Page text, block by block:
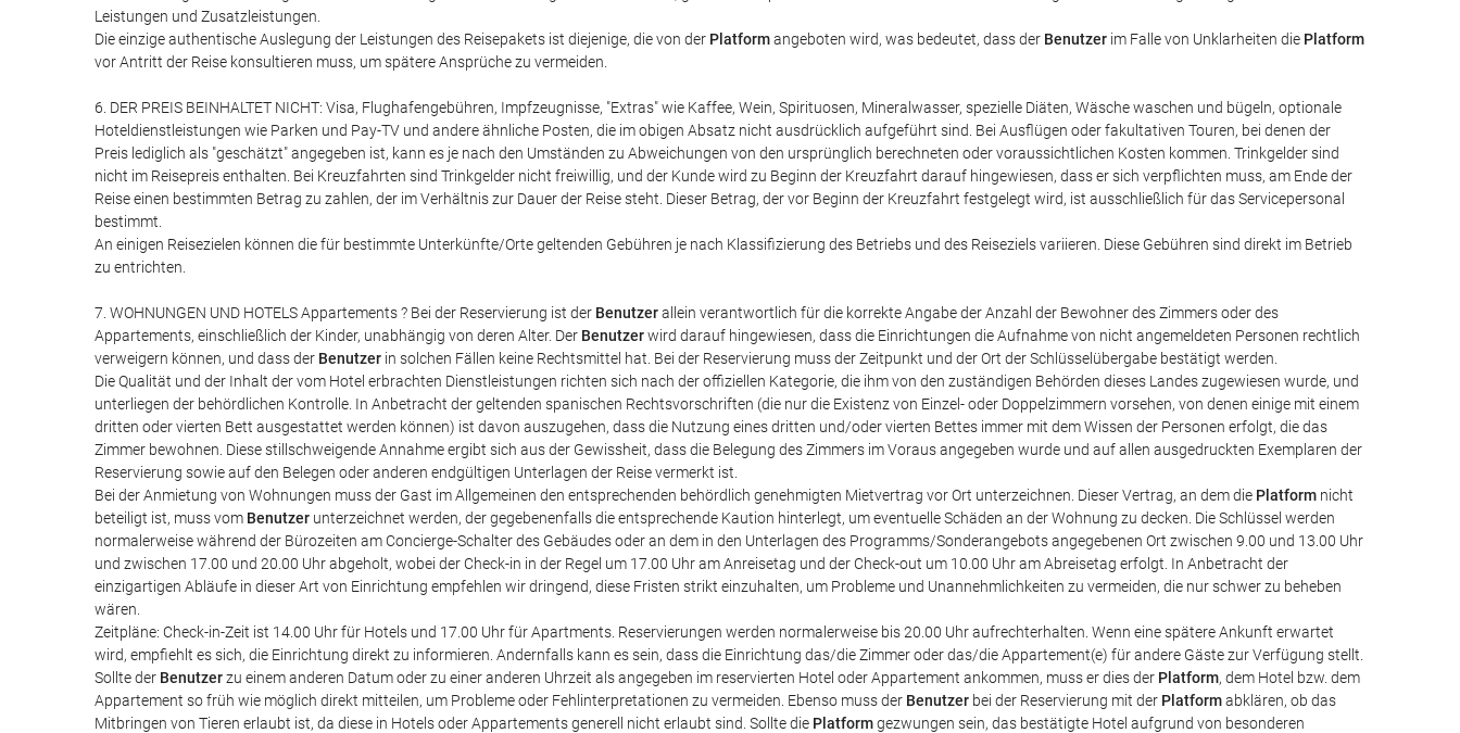
Leistungen und Zusatzleistungen.
Die einzige authentische Auslegung der Leistungen des Reisepakets ist diejenige, die von der Platformangeboten wird, was bedeutet, dass der Benutzer im Falle von Unklarheiten die Platform
vor Antritt der Reise konsultieren muss, um spätere Ansprüche zu vermeiden.
6. DER PREIS BEINHALTET NICHT: Visa, Flughafengebühren, Impfzeugnisse, "Extras" wie Kaffee, Wein, Spirituosen, Mineralwasser, spezielle Diäten, Wäsche waschen und bügeln, optionale
Hoteldienstleistungen wie Parken und Pay-TV und andere ähnliche Posten, die im obigen Absatz nicht ausdrücklich aufgeführt sind. Bei Ausflügen oder fakultativen Touren, bei denen der
Preis lediglich als "geschätzt" angegeben ist, kann es je nach den Umständen zu Abweichungen von den ursprünglich berechneten oder voraussichtlichen Kosten kommen. Trinkgelder sind
nicht im Reisepreis enthalten. Bei Kreuzfahrten sind Trinkgelder nicht freiwillig, und der Kunde wird zu Beginn der Kreuzfahrt darauf hingewiesen, dass er sich verpflichten muss, am Ende der
Reise einen bestimmten Betrag zu zahlen, der im Verhältnis zur Dauer der Reise steht. Dieser Betrag, der vor Beginn der Kreuzfahrt festgelegt wird, ist ausschließlich für das Servicepersonal
bestimmt.
An einigen Reisezielen können die für bestimmte Unterkünfte/Orte geltenden Gebühren je nach Klassifizierung des Betriebs und des Reiseziels variieren. Diese Gebühren sind direkt im Betrieb
zu entrichten.
7. WOHNUNGEN UND HOTELS Appartements ? Bei der Reservierung ist der Benutzerallein verantwortlich für die korrekte Angabe der Anzahl der Bewohner des Zimmers oder des
Appartements, einschließlich der Kinder, unabhängig von deren Alter. Der Benutzerwird darauf hingewiesen, dass die Einrichtungen die Aufnahme von nicht angemeldeten Personen rechtlich
verweigern können, und dass der Benutzer in solchen Fällen keine Rechtsmittel hat. Bei der Reservierung muss der Zeitpunkt und der Ort der Schlüsselübergabe bestätigt werden.
Die Qualität und der Inhalt der vom Hotel erbrachten Dienstleistungen richten sich nach der offiziellen Kategorie, die ihm von den zuständigen Behörden dieses Landes zugewiesen wurde, und
unterliegen der behördlichen Kontrolle. In Anbetracht der geltenden spanischen Rechtsvorschriften (die nur die Existenz von Einzel- oder Doppelzimmern vorsehen, von denen einige mit einem
dritten oder vierten Bett ausgestattet werden können) ist davon auszugehen, dass die Nutzung eines dritten und/oder vierten Bettes immer mit dem Wissen der Personen erfolgt, die das
Zimmer bewohnen. Diese stillschweigende Annahme ergibt sich aus der Gewissheit, dass die Belegung des Zimmers im Voraus angegeben wurde und auf allen ausgedruckten Exemplaren der
Reservierung sowie auf den Belegen oder anderen endgültigen Unterlagen der Reise vermerkt ist.
Bei der Anmietung von Wohnungen muss der Gast im Allgemeinen den entsprechenden behördlich genehmigten Mietvertrag vor Ort unterzeichnen. Dieser Vertrag, an dem die Platform nicht
beteiligt ist, muss vom Benutzer unterzeichnet werden, der gegebenenfalls die entsprechende Kaution hinterlegt, um eventuelle Schäden an der Wohnung zu decken. Die Schlüssel werden
normalerweise während der Bürozeiten am Concierge-Schalter des Gebäudes oder an dem in den Unterlagen des Programms/Sonderangebots angegebenen Ort zwischen 9.00 und 13.00 Uhr
und zwischen 17.00 und 20.00 Uhr abgeholt, wobei der Check-in in der Regel um 17.00 Uhr am Anreisetag und der Check-out um 10.00 Uhr am Abreisetag erfolgt. In Anbetracht der
einzigartigen Abläufe in dieser Art von Einrichtung empfehlen wir dringend, diese Fristen strikt einzuhalten, um Probleme und Unannehmlichkeiten zu vermeiden, die nur schwer zu beheben
wären.
Zeitpläne: Check-in-Zeit ist 14.00 Uhr für Hotels und 17.00 Uhr für Apartments. Reservierungen werden normalerweise bis 20.00 Uhr aufrechterhalten. Wenn eine spätere Ankunft erwartet
wird, empfiehlt es sich, die Einrichtung direkt zu informieren. Andernfalls kann es sein, dass die Einrichtung das/die Zimmer oder das/die Appartement(e) für andere Gäste zur Verfügung stellt.
Sollte der Benutzerzu einem anderen Datum oder zu einer anderen Uhrzeit als angegeben im reservierten Hotel oder Appartement ankommen, muss er dies der Platform, dem Hotel bzw. dem
Appartement so früh wie möglich direkt mitteilen, um Probleme oder Fehlinterpretationen zu vermeiden. Ebenso muss der Benutzer bei der Reservierung mit der Platformabklären, ob das
Mitbringen von Tieren erlaubt ist, da diese in Hotels oder Appartements generell nicht erlaubt sind. Sollte die Platformgezwungen sein, das bestätigte Hotel aufgrund von besonderen